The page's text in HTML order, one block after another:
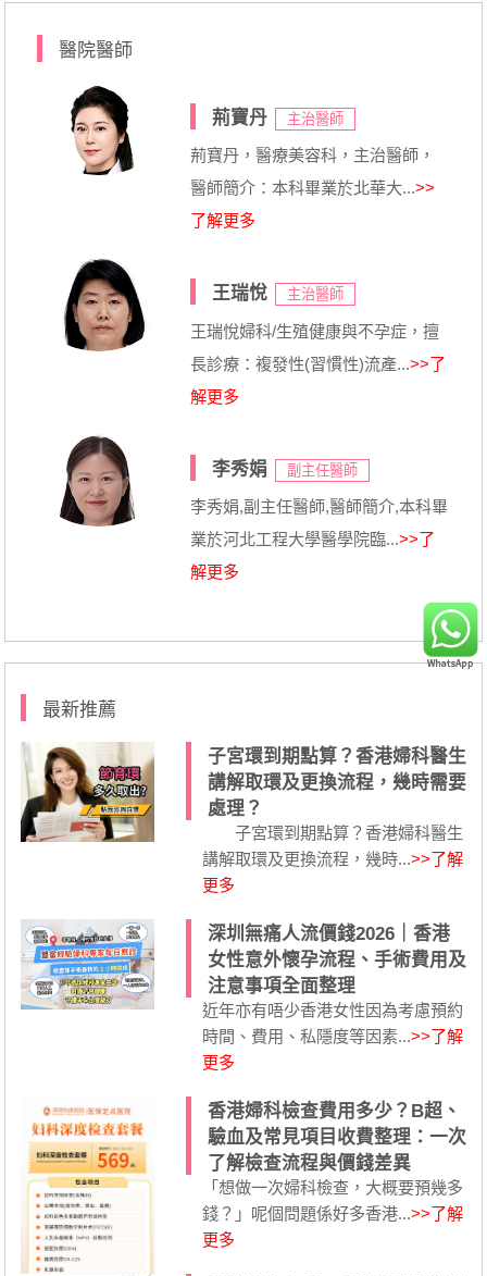
醫院醫師
荊寶丹 主治醫師
荊寶丹，醫療美容科，主治醫師，
醫師簡介：本科畢業於北華大...>>
了解更多
王瑞悅 主治醫師
王瑞悅婦科/生殖健康與不孕症，擅
長診療：複發性(習慣性)流產...>>了
解更多
李秀娟 副主任醫師
李秀娟,副主任醫師,醫師簡介,本科畢
業於河北工程大學醫學院臨...>>了
解更多
最新推薦
子宮環到期點算？香港婦科醫生
講解取環及更換流程，幾時需要
處理？
子宮環到期點算？香港婦科醫生
講解取環及更換流程，幾時...>>了解
更多
深圳無痛人流價錢2026｜香港
女性意外懷孕流程、手術費用及
注意事項全面整理
近年亦有唔少香港女性因為考慮預約
時間、費用、私隱度等因素...>>了解
更多
香港婦科檢查費用多少？B超、
驗血及常見項目收費整理：一次
了解檢查流程與價錢差異
「想做一次婦科檢查，大概要預幾多
錢？」呢個問題係好多香港...>>了解
更多